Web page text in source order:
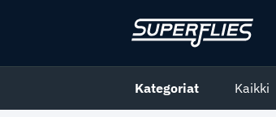
Kategoriat Kaikki